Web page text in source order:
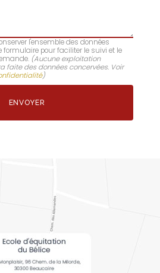
l'ensemble des données
pour faciliter le suivi et le
(Aucune exploitation
faite des données concervées. Voir
)